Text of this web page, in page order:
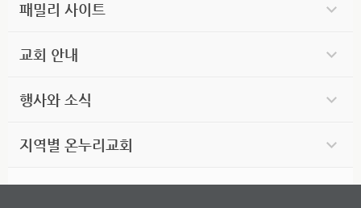
패밀리 사이트
교회 안내
행사와 소식
지역별 온누리교회